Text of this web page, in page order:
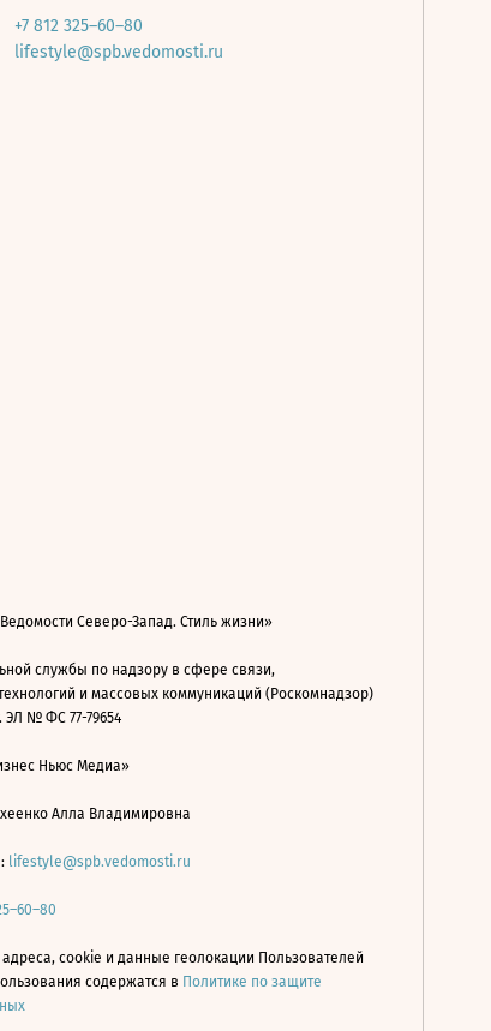
+7 812 325–60–80
lifestyle@spb.vedomosti.ru
Северо-Запад. Стиль жизни»
службы по надзору в сфере связи,
и массовых коммуникаций (Роскомнадзор)
ЭЛ № ФС 77-79654
Ньюс Медиа»
Алла Владимировна
lifestyle@spb.vedomosti.ru
адреса, cookie и данные геолокации Пользователей
содержатся в Политике по защите